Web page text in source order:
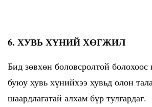
6. ХУВЬ ХҮНИЙ ХӨГЖИЛ
Бид зөвхөн боловсролтой болохоос
буюу хувь хүнийхээ хувьд олон
шаардлагатай алхам бүр тулгардаг.